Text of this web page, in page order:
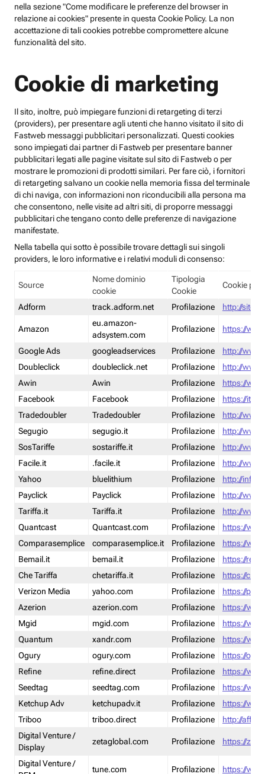
nella sezione "Come modificare le preferenze del browser in
relazione ai cookies" presente in questa Cookie Policy. La non
accettazione di tali cookies potrebbe compromettere alcune
funzionalità del sito.
Cookie di marketing
Il sito, inoltre, può impiegare funzioni di retargeting di terzi
(providers), per presentare agli utenti che hanno visitato il sito di
Fastweb messaggi pubblicitari personalizzati. Questi cookies
sono impiegati dai partner di Fastweb per presentare banner
pubblicitari legati alle pagine visitate sul sito di Fastweb o per
mostrare le promozioni di prodotti similari. Per fare ciò, i fornitori
di retargeting salvano un cookie nella memoria fissa del terminale
di chi naviga, con informazioni non riconducibili alla persona ma
che consentono, nelle visite ad altri siti, di proporre messaggi
pubblicitari che tengano conto delle preferenze di navigazione
manifestate.
Nella tabella qui sotto è possibile trovare dettagli sui singoli
providers, le loro informative e i relativi moduli di consenso:
Source
Nome dominio
cookie
Tipologia
Cookie
Cookie
Adform track.adform.net Profilazione http://
Amazon
eu.amazon-
adsystem.com
Profilazione https://
Google Ads googleadservices Profilazione
http://
Doubleclick
doubleclick.net Profilazione
http://
Awin
Awin Profilazione
https://
Facebook
Facebook Profilazione
https://it-
Tradedoubler
Tradedoubler Profilazione
http://
Segugio
segugio.it Profilazione
http://
SosTariffe
sostariffe.it Profilazione
http://
Facile.it
.facile.it Profilazione
http://
Yahoo
bluelithium Profilazione
http://
Payclick
Payclick Profilazione
http://
Tariffa.it
Tariffa.it Profilazione
http://
Quantcast
Quantcast.com Profilazione
https://
Comparasemplice
comparasemplice.it Profilazione
https://
Bemail.it
bemail.it Profilazione
https://
Che Tariffa
chetariffa.it Profilazione
https://
Verizon Media
yahoo.com Profilazione
https://
Azerion
azerion.com Profilazione
https://
Mgid
mgid.com Profilazione
https://
Quantum
xandr.com Profilazione
https://
Ogury
ogury.com Profilazione
https://
Refine
refine.direct Profilazione
https://
Seedtag
seedtag.com Profilazione
https://
Ketchup Adv
ketchupadv.it Profilazione
https://
Triboo
triboo.direct Profilazione
http://
Digital Venture /
Display
zetaglobal.com Profilazione https://
Digital Venture /
tune.com Profilazione https://